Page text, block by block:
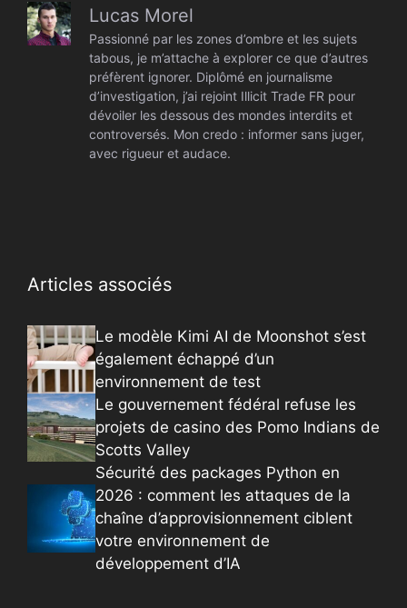
Lucas Morel
Passionné par les zones d’ombre et les sujets
tabous, je m’attache à explorer ce que d’autres
préfèrent ignorer. Diplômé en journalisme
d’investigation, j’ai rejoint Illicit Trade FR pour
dévoiler les dessous des mondes interdits et
controversés. Mon credo : informer sans juger,
avec rigueur et audace.
Articles associés
Le modèle Kimi AI de Moonshot s’est
également échappé d’un
environnement de test
Le gouvernement fédéral refuse les
projets de casino des Pomo Indians de
Scotts Valley
Sécurité des packages Python en
2026 : comment les attaques de la
chaîne d’approvisionnement ciblent
votre environnement de
développement d’IA